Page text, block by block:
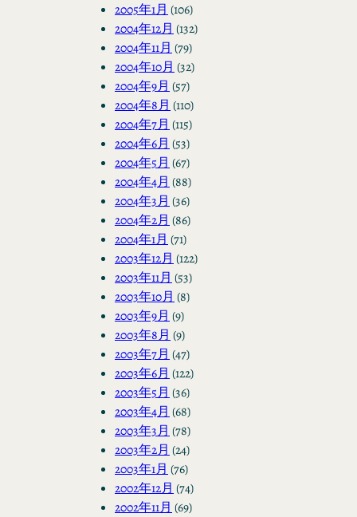
2005年1月 (106)
2004年12月 (132)
2004年11月 (79)
2004年10月 (32)
2004年9月 (57)
2004年8月 (110)
2004年7月 (115)
2004年6月 (53)
2004年5月 (67)
2004年4月 (88)
2004年3月 (36)
2004年2月 (86)
2004年1月 (71)
2003年12月 (122)
2003年11月 (53)
2003年10月 (8)
2003年9月 (9)
2003年8月 (9)
2003年7月 (47)
2003年6月 (122)
2003年5月 (36)
2003年4月 (68)
2003年3月 (78)
2003年2月 (24)
2003年1月 (76)
2002年12月 (74)
2002年11月 (69)